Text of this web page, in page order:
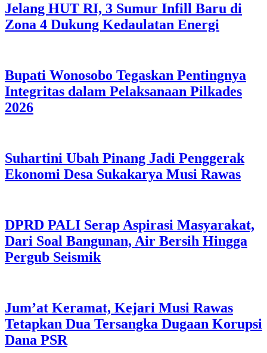
Jelang HUT RI, 3 Sumur Infill Baru di
Zona 4 Dukung Kedaulatan Energi
Bupati Wonosobo Tegaskan Pentingnya
Integritas dalam Pelaksanaan Pilkades
2026
Suhartini Ubah Pinang Jadi Penggerak
Ekonomi Desa Sukakarya Musi Rawas
DPRD PALI Serap Aspirasi Masyarakat,
Dari Soal Bangunan, Air Bersih Hingga
Pergub Seismik
Jum’at Keramat, Kejari Musi Rawas
Tetapkan Dua Tersangka Dugaan Korupsi
Dana PSR